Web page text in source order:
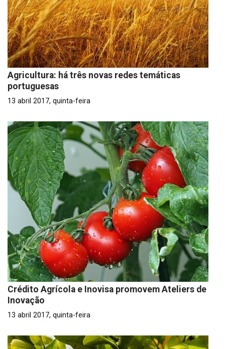
Agricultura: há três novas redes temáticas
portuguesas
13 abril 2017, quinta-feira
Crédito Agrícola e Inovisa promovem Ateliers de
Inovação
13 abril 2017, quinta-feira